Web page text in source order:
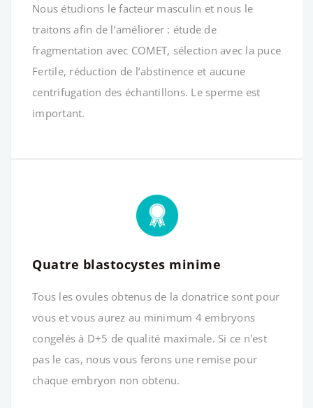
Nous étudions le facteur masculin et nous le
traitons afin de l’améliorer : étude de
fragmentation avec COMET, sélection avec la puce
Fertile, réduction de l’abstinence et aucune
centrifugation des échantillons. Le sperme est
important.
Quatre blastocystes minime
Tous les ovules obtenus de la donatrice sont pour
vous et vous aurez au minimum 4 embryons
congelés à D+5 de qualité maximale. Si ce n'est
pas le cas, nous vous ferons une remise pour
chaque embryon non obtenu.